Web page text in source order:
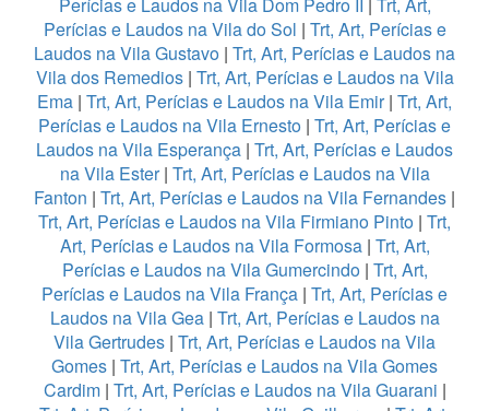
Perícias e Laudos na Vila Dom Pedro II | Trt, Art,
Perícias e Laudos na Vila do Sol | Trt, Art, Perícias e
Laudos na Vila Gustavo | Trt, Art, Perícias e Laudos na
Vila dos Remedios| Trt, Art, Perícias e Laudos na Vila
Ema | Trt, Art, Perícias e Laudos na Vila Emir| Trt, Art,
Perícias e Laudos na Vila Ernesto | Trt, Art, Perícias e
Laudos na Vila Esperança | Trt, Art, Perícias e Laudos
na Vila Ester| Trt, Art, Perícias e Laudos na Vila
Fanton | Trt, Art, Perícias e Laudos na Vila Fernandes |
Trt, Art, Perícias e Laudos na Vila Firmiano Pinto | Trt,
Art, Perícias e Laudos na Vila Formosa| Trt, Art,
Perícias e Laudos na Vila Gumercindo| Trt, Art,
Perícias e Laudos na Vila França | Trt, Art, Perícias e
Laudos na Vila Gea| Trt, Art, Perícias e Laudos na
Vila Gertrudes | Trt, Art, Perícias e Laudos na Vila
Gomes | Trt, Art, Perícias e Laudos na Vila Gomes
Cardim| Trt, Art, Perícias e Laudos na Vila Guarani |